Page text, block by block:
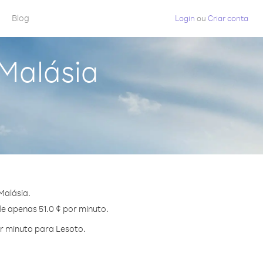
Blog Login ou Criar conta
apenas 51.0 ¢ por minuto.
minuto para Lesoto.